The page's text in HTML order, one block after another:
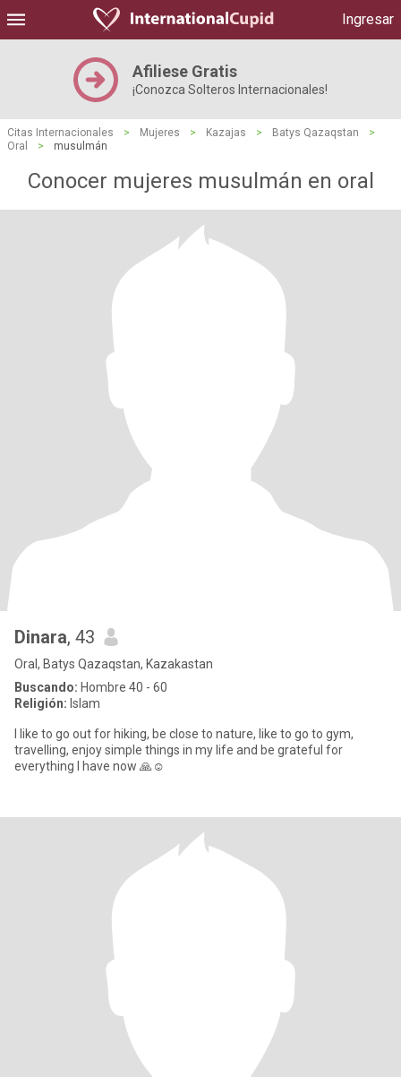
Ingresar
Afiliese Gratis
¡Conozca Solteros Internacionales!
Citas Internacionales > Mujeres > Kazajas > Batys Qazaqstan
>
Oral
> musulmán
Conocer mujeres musulmán en oral
Dinara, 43
Oral, Batys Qazaqstan, Kazakastan
Buscando: Hombre 40 - 60
Religión: Islam
I like to go out for hiking, be close to nature, like to go to gym,
travelling, enjoy simple things in my life and be grateful for
everything I have now 🙏☺️